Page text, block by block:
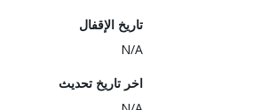
تاريخ الإقفال
N/A
اخر تاريخ تحديث